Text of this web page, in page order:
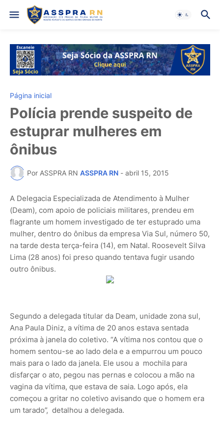
Página inicial
Polícia prende suspeito de
estuprar mulheres em
ônibus
Por ASSPRA RN ASSPRA RN - abril 15, 2015
A Delegacia Especializada de Atendimento à Mulher
(Deam), com apoio de policiais militares, prendeu em
flagrante um homem investigado de ter estuprado uma
mulher, dentro do ônibus da empresa Via Sul, número 50,
na tarde desta terça-feira (14), em Natal. Roosevelt Silva
Lima (28 anos) foi preso quando tentava fugir usando
outro ônibus.
Segundo a delegada titular da Deam, unidade zona sul,
Ana Paula Diniz, a vítima de 20 anos estava sentada
próxima à janela do coletivo. “A vítima nos contou que o
homem sentou-se ao lado dela e a empurrou um pouco
mais para o lado da janela. Ele usou a mochila para
disfarçar o ato, pegou nas pernas e colocou a mão na
vagina da vítima, que estava de saia. Logo após, ela
começou a gritar no coletivo avisando que o homem era
um tarado”, detalhou a delegada.